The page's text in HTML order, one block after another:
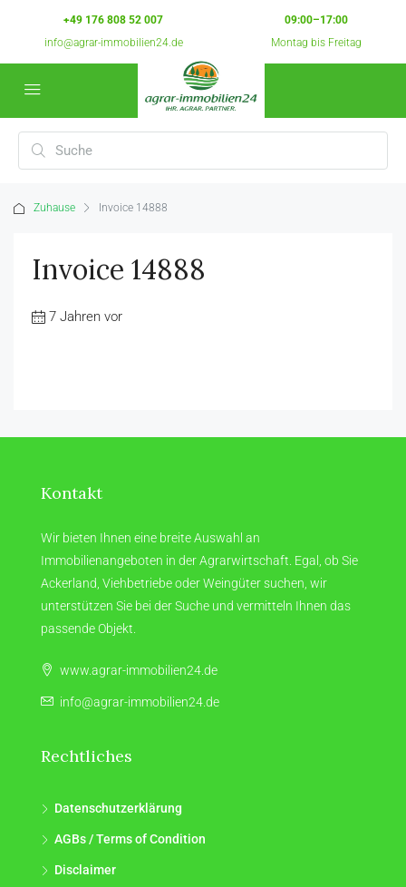
+49 176 808 52 007
info@agrar-immobilien24.de
09:00–17:00
Montag bis Freitag
Zuhause Invoice 14888
Invoice 14888
7 Jahren vor
Kontakt
Wir bieten Ihnen eine breite Auswahl an
Immobilienangeboten in der Agrarwirtschaft. Egal, ob Sie
Ackerland, Viehbetriebe oder Weingüter suchen, wir
unterstützen Sie bei der Suche und vermitteln Ihnen das
passende Objekt.
www.agrar-immobilien24.de
info@agrar-immobilien24.de
Rechtliches
Datenschutzerklärung
AGBs / Terms of Condition
Disclaimer